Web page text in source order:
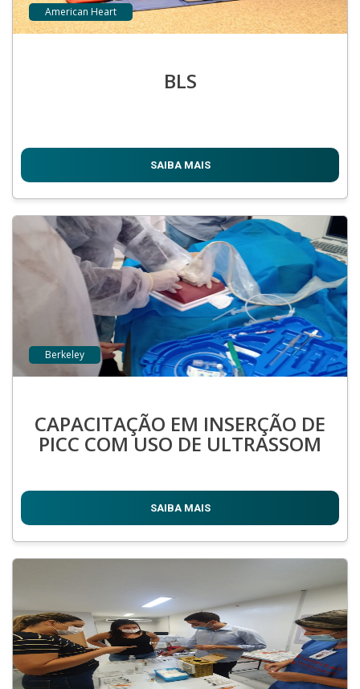
American Heart
BLS
SAIBA MAIS
Berkeley
CAPACITAÇÃO EM INSERÇÃO DE
PICC COM USO DE ULTRASSOM
SAIBA MAIS